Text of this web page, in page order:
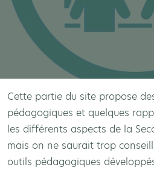
Cette partie du site propose
pédagogiques et quelques
les différents aspects de la
mais on ne saurait trop
outils pédagogiques